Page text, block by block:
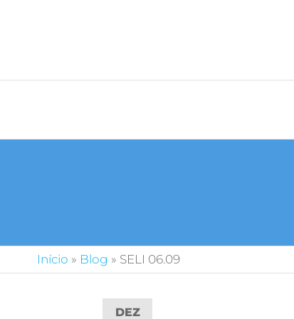
Início » Blog » SELI 06.09
DEZ